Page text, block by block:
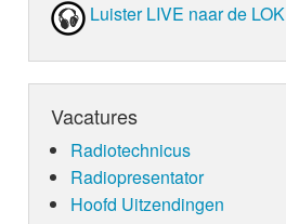
Luister LIVE naar de LOK
Vacatures
Radiotechnicus
Radiopresentator
Hoofd Uitzendingen